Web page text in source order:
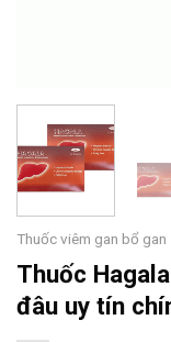
Thuốc viêm gan bổ gan
Thuốc
đâu uy tín